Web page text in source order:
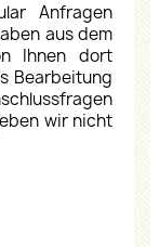
Anfragen
aus dem
Ihnen dort
Bearbeitung
wir nicht